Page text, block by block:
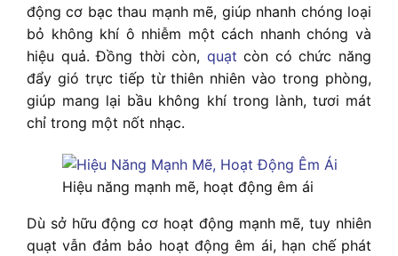
động cơ bạc thau mạnh mẽ, giúp nhanh chóng loại
bỏ không khí ô nhiễm một cách nhanh chóng và
hiệu quả. Đồng thời còn, quạt còn có chức năng
đẩy gió trực tiếp từ thiên nhiên vào trong phòng,
giúp mang lại bầu không khí trong lành, tươi mát
chỉ trong một nốt nhạc.
Hiệu năng mạnh mẽ, hoạt động êm ái
Dù sở hữu động cơ hoạt động mạnh mẽ, tuy nhiên
quạt vẫn đảm bảo hoạt động êm ái, hạn chế phát